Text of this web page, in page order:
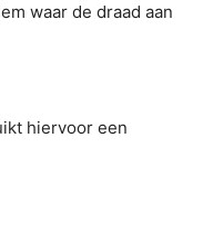
waar de draad aan
hiervoor een